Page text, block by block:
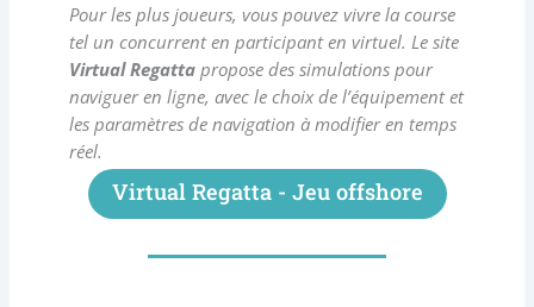
Pour les plus joueurs, vous pouvez vivre la course
tel un concurrent en participant en virtuel. Le site
Virtual Regattapropose des simulations pour
naviguer en ligne, avec le choix de l’équipement et
les paramètres de navigation à modifier en temps
réel.
Virtual Regatta - Jeu offshore